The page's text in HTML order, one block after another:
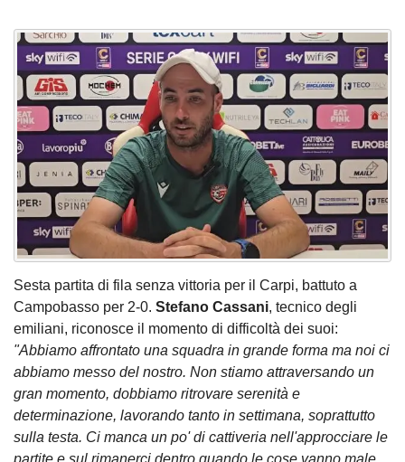
Sesta partita di fila senza vittoria per il Carpi, battuto a
Campobasso per 2-0. Stefano Cassani, tecnico degli
emiliani, riconosce il momento di difficoltà dei suoi:
"Abbiamo affrontato una squadra in grande forma ma noi ci
abbiamo messo del nostro. Non stiamo attraversando un
gran momento, dobbiamo ritrovare serenità e
determinazione, lavorando tanto in settimana, soprattutto
sulla testa. Ci manca un po' di cattiveria nell'approcciare le